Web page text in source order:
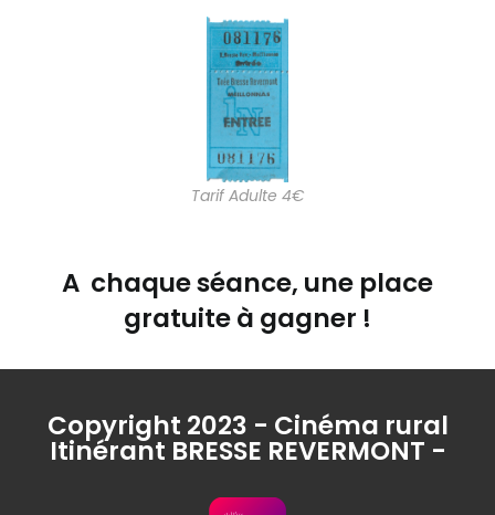
Tarif Adulte 4€
A chaque séance, une place
gratuite à gagner !
Copyright 2023 - Cinéma rural
Itinérant BRESSE REVERMONT -